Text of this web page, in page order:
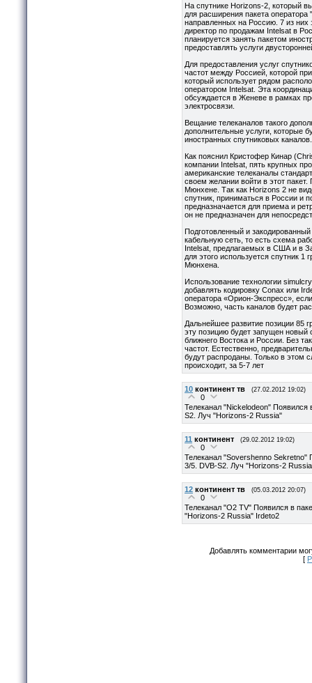
На спутнике Horizons-2, который
для расширения пакета
направленных на Россию. 7 из
директор по продажам Intelsat в
планируется занять пакетом
предоставлять услуги
Для предоставления услуг
частот между Россией, которой
который использует рядом
оператором Intelsat. Эта
обсуждается в Женеве в рамках
электросвязи.
Вещание телеканалов такого
дополнительные услуги, которые
иностранных спутниковых
Как пояснил Кристофер Кинар
компании Intelsat, пять крупных
американские телеканалы
своем желании войти в этот
Мюнхене. Так как Horizons 2 не
спутник, приниматься в России и
предназначается для приема и
он не предназначен для
Подготовленный и
кабельную сеть, то есть схема
Intelsat, предлагаемых в США и в
для этого используется спутник
Мюнхена.
Использование технологии
добавлять кодировку Conax или
оператора «Орион-Экспресс»,
Возможно, часть каналов будет
Дальнейшее развитие позиции 85
эту позицию будет запущен новый
ближнего Востока и России. Без
частот. Естественно,
будут распроданы. Только в этом
происходит, за 5-7 лет
10 континент тв (27.02.2012 19:02)
0
Телеканал "Nickelodeon" Появился
S2. Луч "Horizons-2 Russia"
11 континент (29.02.2012 19:02)
0
Телеканал "Sovershenno Sekretno"
3/5. DVB-S2. Луч "Horizons-2
12 континент тв (05.03.2012 20:07)
0
Телеканал "O2 TV" Появился в
"Horizons-2 Russia" Irdeto2
Добавлять комментарии
[